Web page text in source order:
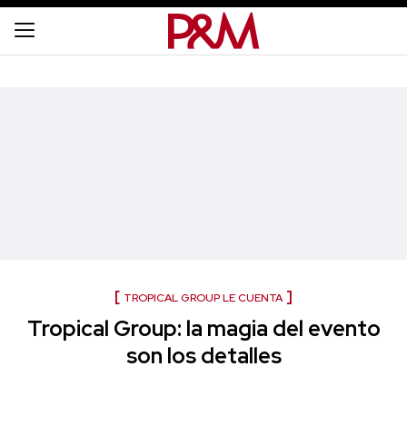
TROPICAL GROUP LE CUENTA
Tropical Group: la magia del evento
son los detalles